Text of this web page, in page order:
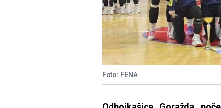
Foto: FENA